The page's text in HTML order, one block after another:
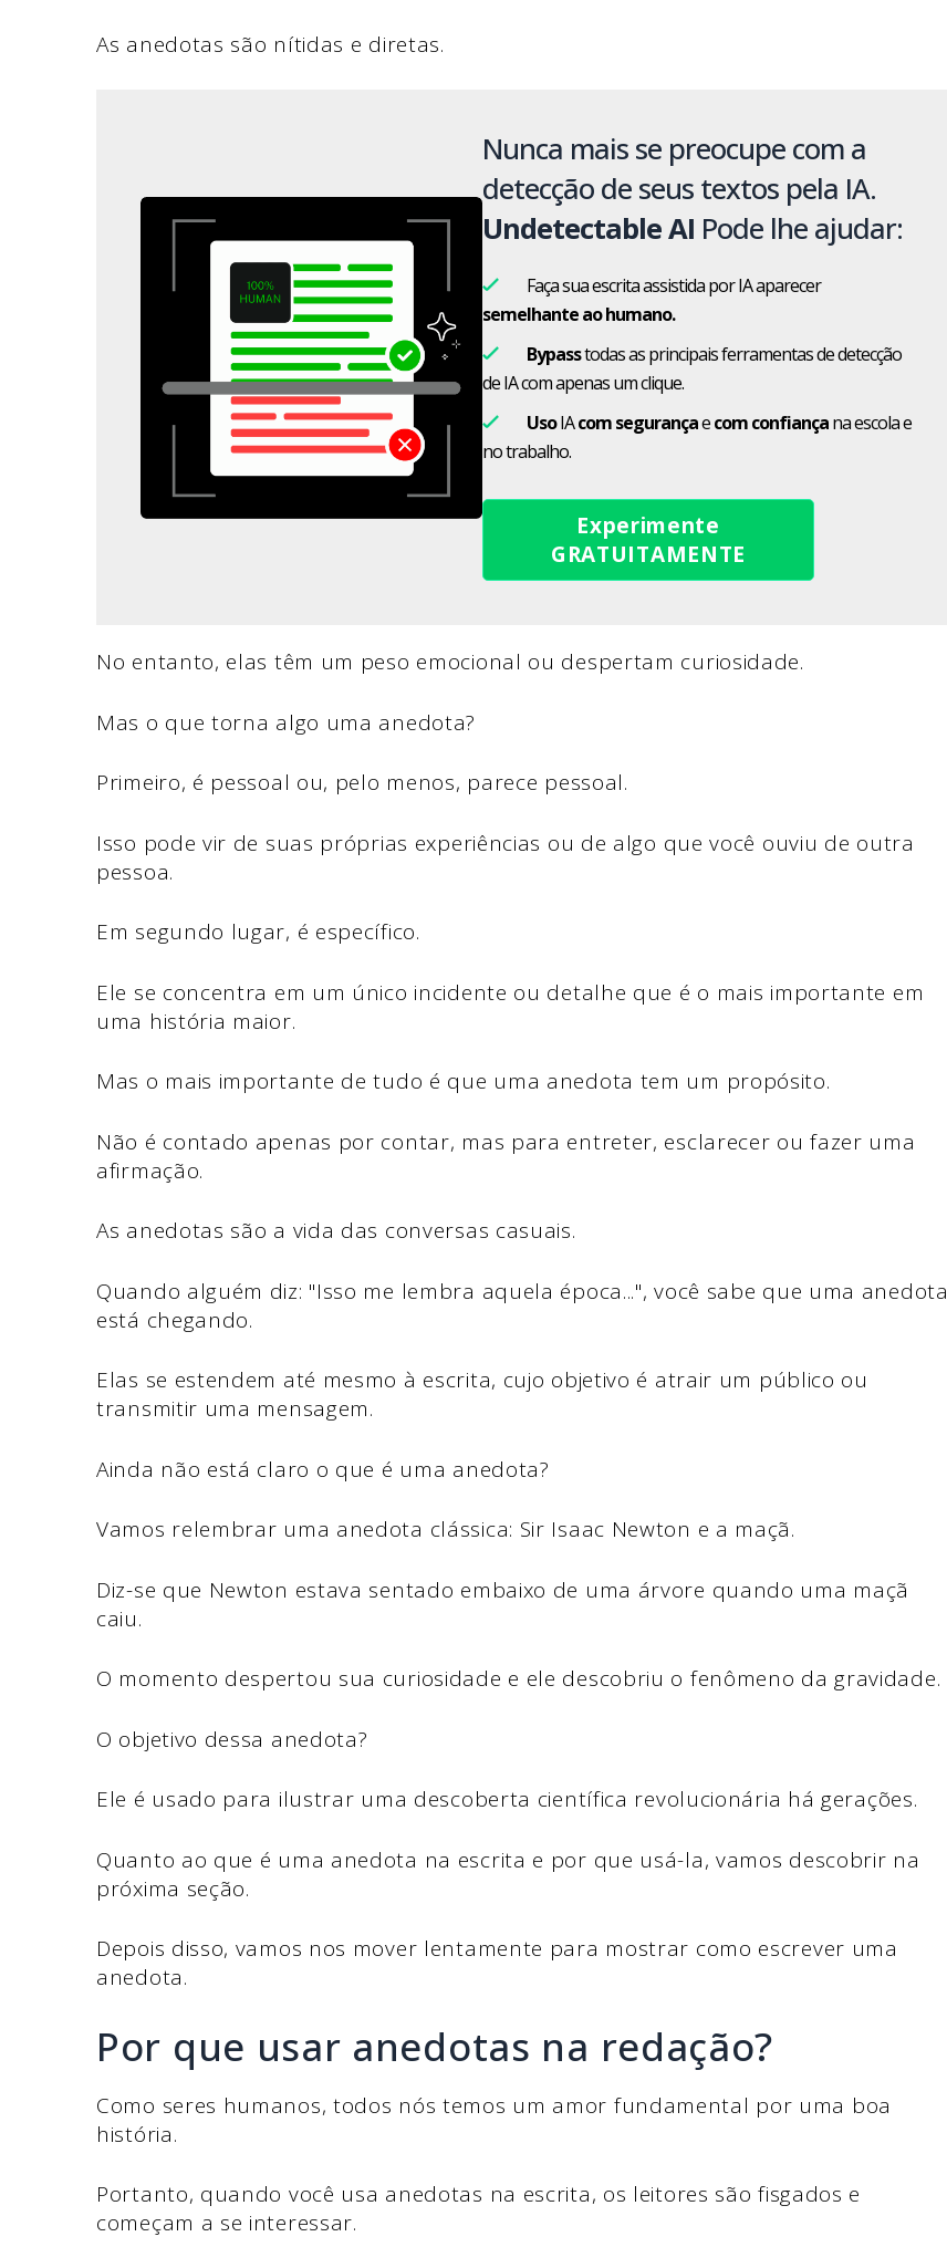
As anedotas são nítidas e diretas.
Nunca mais se preocupe com a
detecção de seus textos pela IA.
Undetectable AI Pode lhe ajudar:
Faça sua escrita assistida por IA aparecer
semelhante ao humano.
Bypasstodas as principais ferramentas de detecção
de IA com apenas um clique.
UsoIAcom segurançaecom confiançana escola e
no trabalho.
Experimente
GRATUITAMENTE
No entanto, elas têm um peso emocional ou despertam curiosidade.
Mas o que torna algo uma anedota?
Primeiro, é pessoal ou, pelo menos, parece pessoal.
Isso pode vir de suas próprias experiências ou de algo que você ouviu de outra
pessoa.
Em segundo lugar, é específico.
Ele se concentra em um único incidente ou detalhe que é o mais importante em
uma história maior.
Mas o mais importante de tudo é que uma anedota tem um propósito.
Não é contado apenas por contar, mas para entreter, esclarecer ou fazer uma
afirmação.
As anedotas são a vida das conversas casuais.
Quando alguém diz: "Isso me lembra aquela época...", você sabe que uma anedota
está chegando.
Elas se estendem até mesmo à escrita, cujo objetivo é atrair um público ou
transmitir uma mensagem.
Ainda não está claro o que é uma anedota?
Vamos relembrar uma anedota clássica: Sir Isaac Newton e a maçã.
Diz-se que Newton estava sentado embaixo de uma árvore quando uma maçã
caiu.
O momento despertou sua curiosidade e ele descobriu o fenômeno da gravidade.
O objetivo dessa anedota?
Ele é usado para ilustrar uma descoberta científica revolucionária há gerações.
Quanto ao que é uma anedota na escrita e por que usá-la, vamos descobrir na
próxima seção.
Depois disso, vamos nos mover lentamente para mostrar como escrever uma
anedota.
Por que usar anedotas na redação?
Como seres humanos, todos nós temos um amor fundamental por uma boa
história.
Portanto, quando você usa anedotas na escrita, os leitores são fisgados e
começam a se interessar.